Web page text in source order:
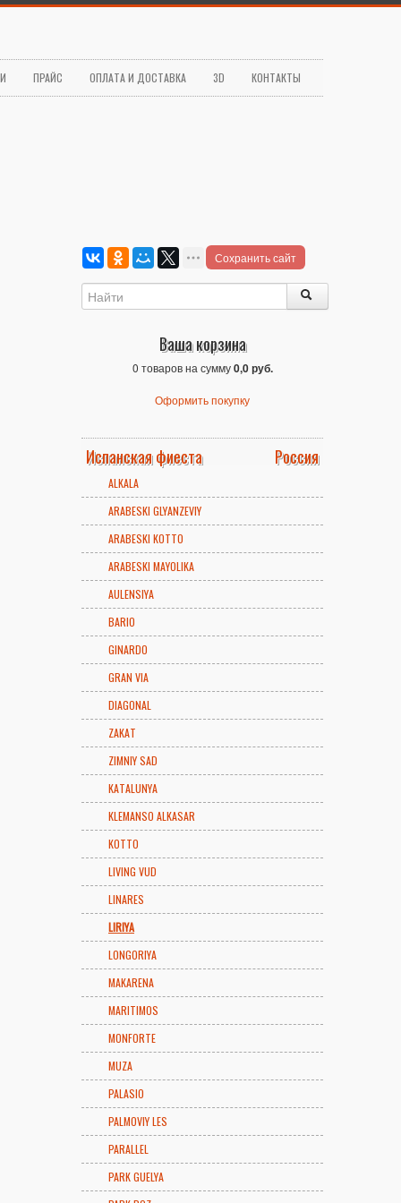
ПРАЙС ОПЛАТА И ДОСТАВКА 3D КОНТАКТЫ
Сохранить сайт
Ваша корзина
0 товаров на сумму0,0 руб.
Оформить покупку
Испанская фиеста Россия
ALKALA
ARABESKI GLYANZEVIY
ARABESKI KOTTO
ARABESKI MAYOLIKA
AULENSIYA
BARIO
GINARDO
GRAN VIA
DIAGONAL
ZAKAT
ZIMNIY SAD
KATALUNYA
KLEMANSO ALKASAR
KOTTO
LIVING VUD
LINARES
LIRIYA
LONGORIYA
MAKARENA
MARITIMOS
MONFORTE
MUZA
PALASIO
PALMOVIY LES
PARALLEL
PARK GUELYA